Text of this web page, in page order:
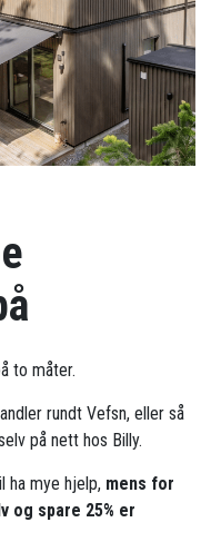
to måter.
rundt Vefsn, eller så
på nett hos Billy.
ha mye hjelp, mens for
og spare 25% er